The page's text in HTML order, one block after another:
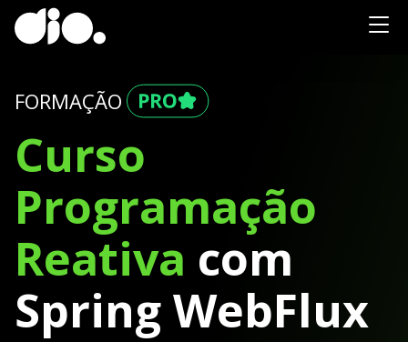
FORMAÇÃO
Curso
Programação
Reativa com
Spring WebFlux